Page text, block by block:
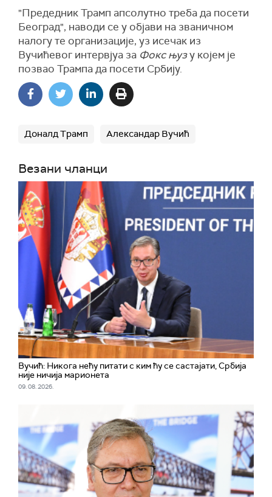
"Предедник Трамп апсолутно треба да посети
Београд", наводи се у објави на званичном
налогу те организације, уз исечак из
Вучићевог интервјуа за Фокс њузу којем је
позвао Трампа да посети Србију.
Доналд Трамп Александар Вучић
Везани чланци
Вучић: Никога нећу питати с ким ћу се састајати, Србија
није ничија марионета
09. 08. 2026.